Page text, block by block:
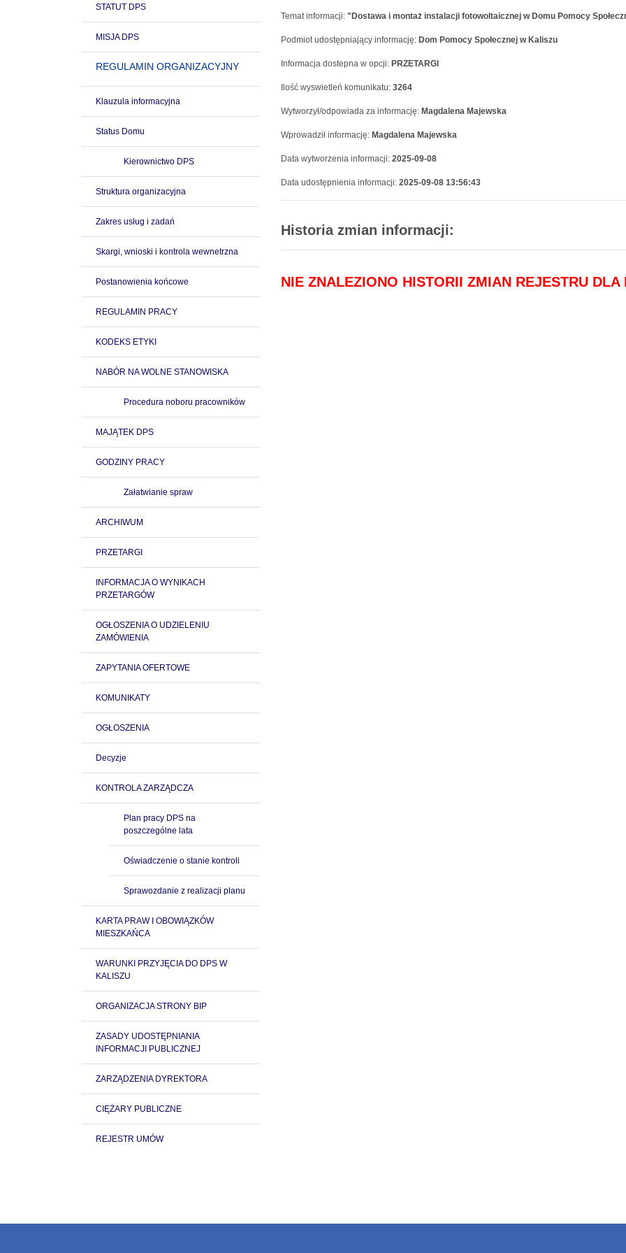
STATUT DPS
MISJA DPS
REGULAMIN ORGANIZACYJNY
Klauzula informacyjna
Status Domu
Kierownictwo DPS
Struktura organizacyjna
Zakres usług i zadań
Skargi, wnioski i kontrola wewnetrzna
Postanowienia końcowe
REGULAMIN PRACY
KODEKS ETYKI
NABÓR NA WOLNE STANOWISKA
Procedura noboru pracowników
MAJĄTEK DPS
GODZINY PRACY
Załatwianie spraw
ARCHIWUM
PRZETARGI
INFORMACJA O WYNIKACH
PRZETARGÓW
OGŁOSZENIA O UDZIELENIU
ZAMÓWIENIA
ZAPYTANIA OFERTOWE
KOMUNIKATY
OGŁOSZENIA
Decyzje
KONTROLA ZARZĄDCZA
Plan pracy DPS na
poszczególne lata
Oświadczenie o stanie kontroli
Sprawozdanie z realizacji planu
KARTA PRAW I OBOWIĄZKÓW
MIESZKAŃCA
WARUNKI PRZYJĘCIA DO DPS W
KALISZU
ORGANIZACJA STRONY BIP
ZASADY UDOSTĘPNIANIA
INFORMACJI PUBLICZNEJ
ZARZĄDZENIA DYREKTORA
CIĘŻARY PUBLICZNE
REJESTR UMÓW
Temat informacji: "Dostawa i montaż instalacji fotowoltaicznej w Domu Pomocy
Podmiot udostępniający informację: Dom Pomocy Społecznej w Kaliszu
Informacja dostepna w opcji: PRZETARGI
Ilość wyswietleń komunikatu: 3264
Wytworzył/odpowiada za informację: Magdalena Majewska
Wprowadził informację: Magdalena Majewska
Data wytworzenia informacji: 2025-09-08
Data udostępnienia informacji: 2025-09-08 13:56:43
Historia zmian informacji:
NIE ZNALEZIONO HISTORII ZMIAN REJESTRU DLA